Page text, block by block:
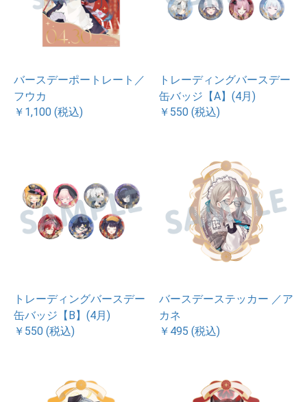
バースデーポートレート／
フウカ
￥1,100 (税込)
トレーディングバースデー
缶バッジ【A】(4月)
￥550 (税込)
トレーディングバースデー
缶バッジ【B】(4月)
￥550 (税込)
バースデーステッカー ／ア
カネ
￥495 (税込)